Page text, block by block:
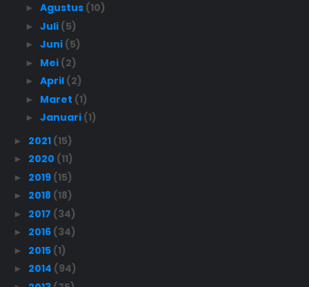
► Agustus (10)
► Juli (5)
► Juni (5)
► Mei (2)
► April (2)
► Maret (1)
► Januari (1)
► 2021 (15)
► 2020 (11)
► 2019 (15)
► 2018 (18)
► 2017 (34)
► 2016 (34)
► 2015 (1)
► 2014 (94)